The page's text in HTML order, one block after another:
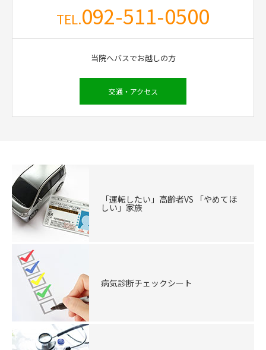
TEL.092-511-0500
当院へバスでお越しの方
交通・アクセス
「運転したい」高齢者VS 「やめてほ
しい」家族
病気診断チェックシート